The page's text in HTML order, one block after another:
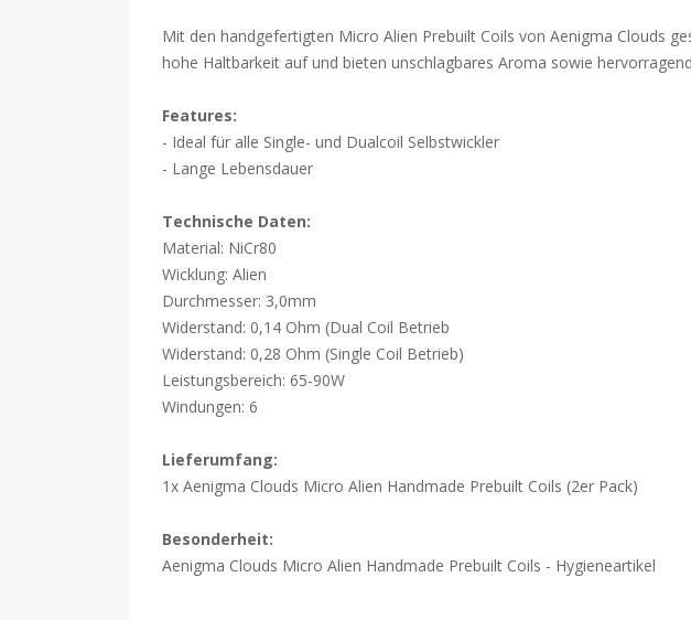
Mit den handgefertigten Micro Alien Prebuilt Coils von Aenigma Clouds
hohe Haltbarkeit auf und bieten unschlagbares Aroma sowie
Features:
- Ideal für alle Single- und Dualcoil Selbstwickler
- Lange Lebensdauer
Technische Daten:
Material: NiCr80
Wicklung: Alien
Durchmesser: 3,0mm
Widerstand: 0,14 Ohm (Dual Coil Betrieb
Widerstand: 0,28 Ohm (Single Coil Betrieb)
Leistungsbereich: 65-90W
Windungen: 6
Lieferumfang:
1x Aenigma Clouds Micro Alien Handmade Prebuilt Coils (2er Pack)
Besonderheit:
Aenigma Clouds Micro Alien Handmade Prebuilt Coils - Hygieneartikel